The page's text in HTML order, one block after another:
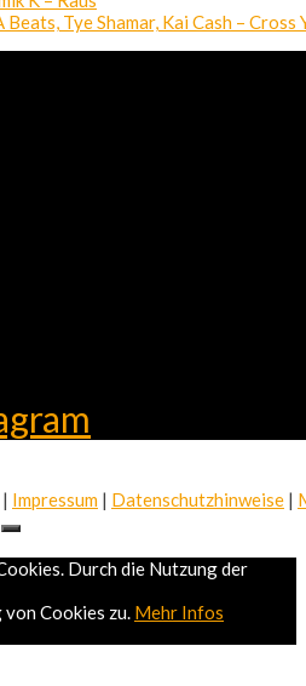
Beats, Tye Shamar, Kai Cash – Cross
| Impressum | Datenschutzhinweise |
Durch die Nutzung der
von Cookies zu. Mehr Infos